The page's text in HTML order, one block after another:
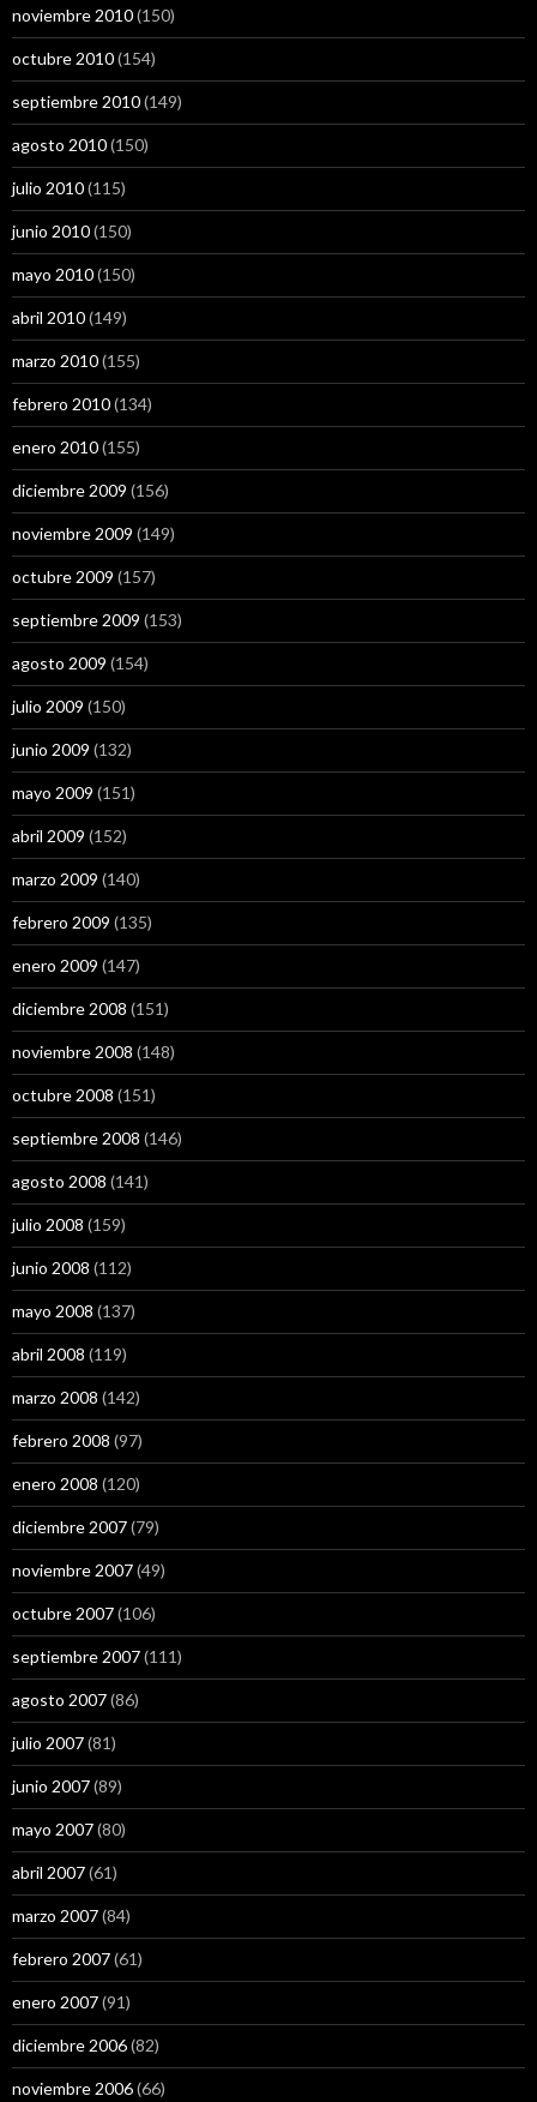
noviembre 2010(150)
octubre 2010(154)
septiembre 2010(149)
agosto 2010(150)
julio 2010(115)
junio 2010(150)
mayo 2010(150)
abril 2010(149)
marzo 2010(155)
febrero 2010(134)
enero 2010(155)
diciembre 2009 (156)
noviembre 2009 (149)
octubre 2009 (157)
septiembre 2009 (153)
agosto 2009 (154)
julio 2009 (150)
junio 2009 (132)
mayo 2009 (151)
abril 2009 (152)
marzo 2009 (140)
febrero 2009 (135)
enero 2009 (147)
diciembre 2008 (151)
noviembre 2008 (148)
octubre 2008 (151)
septiembre 2008 (146)
agosto 2008 (141)
julio 2008 (159)
junio 2008 (112)
mayo 2008 (137)
abril 2008 (119)
marzo 2008 (142)
febrero 2008 (97)
enero 2008 (120)
diciembre 2007(79)
noviembre 2007(49)
octubre 2007(106)
septiembre 2007(111)
agosto 2007(86)
julio 2007(81)
junio 2007(89)
mayo 2007(80)
abril 2007(61)
marzo 2007(84)
febrero 2007(61)
enero 2007(91)
diciembre 2006(82)
noviembre 2006(66)